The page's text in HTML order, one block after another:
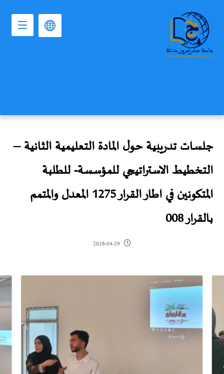
جلسات تدريبية حول المادة التعليمية الثانية –
التخطيط الاستراتيجي للمؤسسة- للطلبة
المتكونين في اطار القرار 1275 المعدل والمتمم
بالقرار 008
2026-04-29